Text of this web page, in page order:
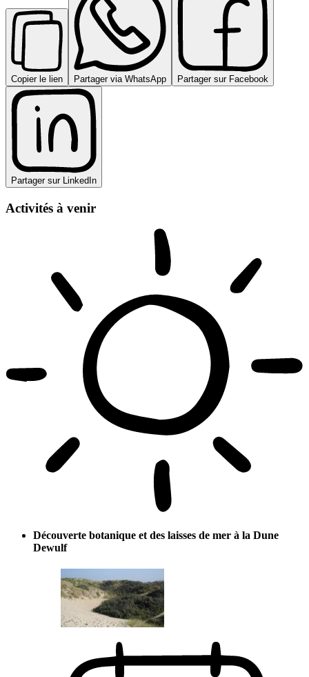
Copier le lien Partager via WhatsApp Partager sur Facebook
Partager sur LinkedIn
Activités à venir
Découverte botanique et des laisses de mer à la Dune
Dewulf